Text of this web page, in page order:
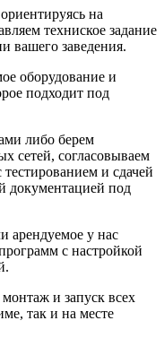
на
техниское задание
вашего заведения.
оборудование и
подходит под
либо берем
сетей, согласовываем
и сдачей
документацией под
арендуемое у нас
с настройкой
и запуск всех
так и на месте